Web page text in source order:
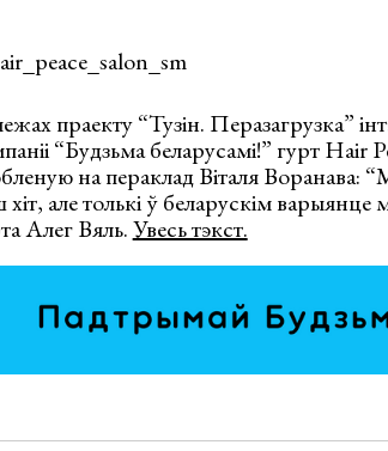
праекту “Тузін. Перазагрузка”
“Будзьма беларусамі!” гурт Hair
на пераклад Віталя Воранава:
хіт, але толькі ў беларускім варыянце
Алег Вяль.Увесь тэкст.